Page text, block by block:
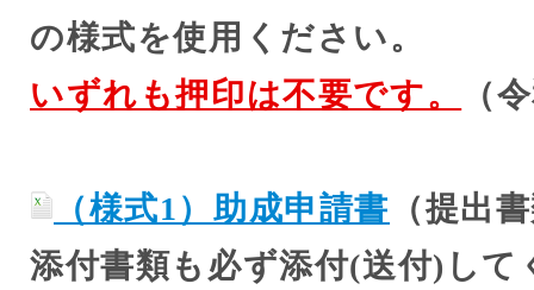
の様式を使用ください。
いずれも押印は不要です。
（
（様式1）助成申請書 （提出
添付書類も必ず添付(送付)して